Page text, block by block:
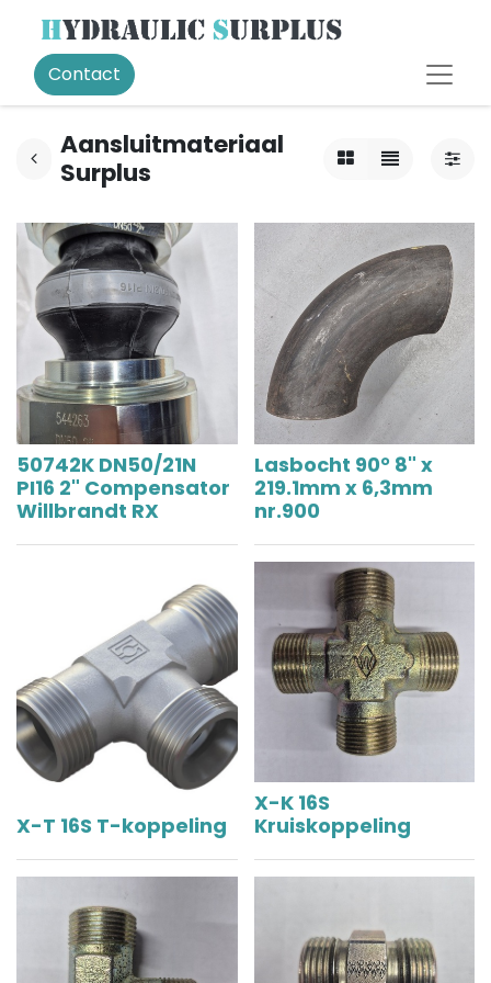
Contact
Aansluitmateriaal
Surplus
50742K DN50/21N
PI16 2" Compensator
Willbrandt RX
Lasbocht 90° 8" x
219.1mm x 6,3mm
nr.900
X-T 16S T-koppeling
X-K 16S
Kruiskoppeling